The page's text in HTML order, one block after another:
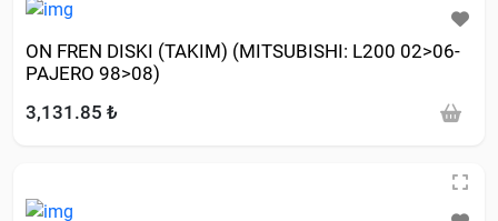
ON FREN DISKI (TAKIM) (MITSUBISHI: L200 02>06-
PAJERO 98>08)
3,131.85 ₺